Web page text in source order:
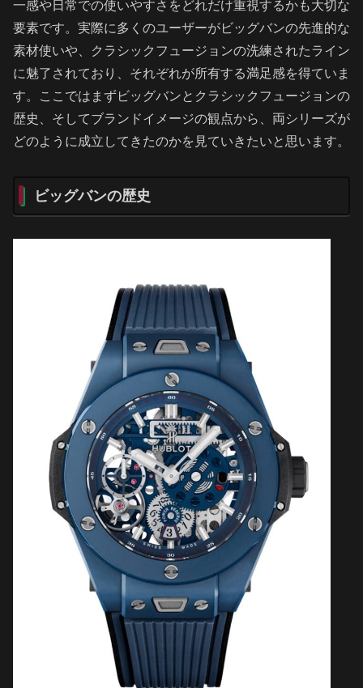
一感や日常での使いやすさをどれだけ重視するかも大切な
要素です。実際に多くのユーザーがビッグバンの先進的な
素材使いや、クラシックフュージョンの洗練されたライン
に魅了されており、それぞれが所有する満足感を得ていま
す。ここではまずビッグバンとクラシックフュージョンの
歴史、そしてブランドイメージの観点から、両シリーズが
どのように成立してきたのかを見ていきたいと思います。
ビッグバンの歴史